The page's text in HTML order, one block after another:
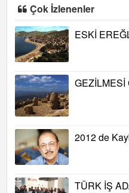
Çok İzlenenler
ESKİ
2012 de
TÜRK İŞ